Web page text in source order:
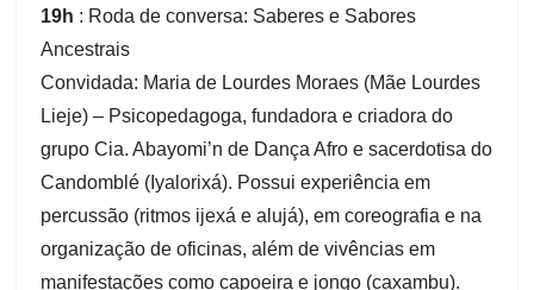
19h : Roda de conversa: Saberes e Sabores
Ancestrais
Convidada: Maria de Lourdes Moraes (Mãe Lourdes
Lieje) – Psicopedagoga, fundadora e criadora do
grupo Cia. Abayomi’n de Dança Afro e sacerdotisa do
Candomblé (Iyalorixá). Possui experiência em
percussão (ritmos ijexá e alujá), em coreografia e na
organização de oficinas, além de vivências em
manifestações como capoeira e jongo (caxambu).